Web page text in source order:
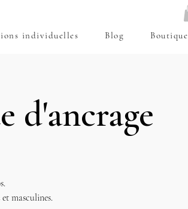
individuelles Blog Boutique
d'ancrage
masculines.